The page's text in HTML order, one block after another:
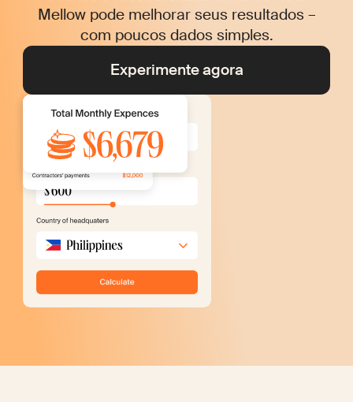
Mellow pode melhorar seus resultados –
com poucos dados simples.
Experimente agora